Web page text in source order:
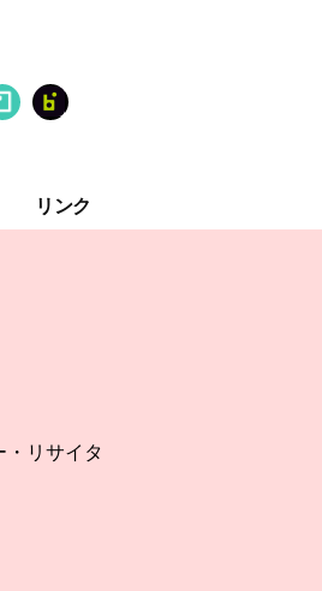
note fanclub
リンク
リサイタ